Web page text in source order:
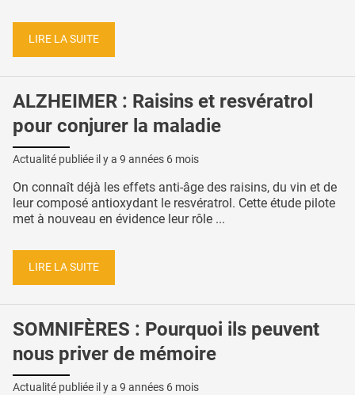
LIRE LA SUITE
ALZHEIMER : Raisins et resvératrol
pour conjurer la maladie
Actualité publiée il y a 9 années 6 mois
On connaît déjà les effets anti-âge des raisins, du vin et de
leur composé antioxydant le resvératrol. Cette étude pilote
met à nouveau en évidence leur rôle ...
LIRE LA SUITE
SOMNIFÈRES : Pourquoi ils peuvent
nous priver de mémoire
Actualité publiée il y a 9 années 6 mois